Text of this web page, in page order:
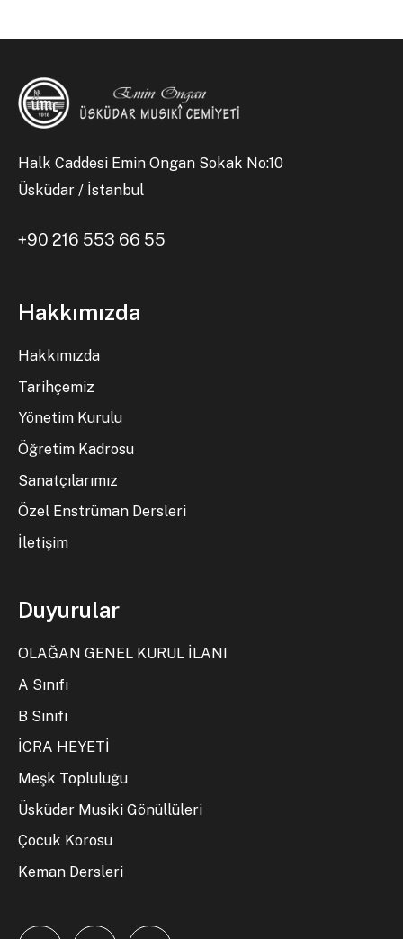
Halk Caddesi Emin Ongan Sokak No:10
Üsküdar / İstanbul
+90 216 553 66 55
Hakkımızda
Hakkımızda
Tarihçemiz
Yönetim Kurulu
Öğretim Kadrosu
Sanatçılarımız
Özel Enstrüman Dersleri
İletişim
Duyurular
OLAĞAN GENEL KURUL İLANI
A Sınıfı
B Sınıfı
İCRA HEYETİ
Meşk Topluluğu
Üsküdar Musiki Gönüllüleri
Çocuk Korosu
Keman Dersleri